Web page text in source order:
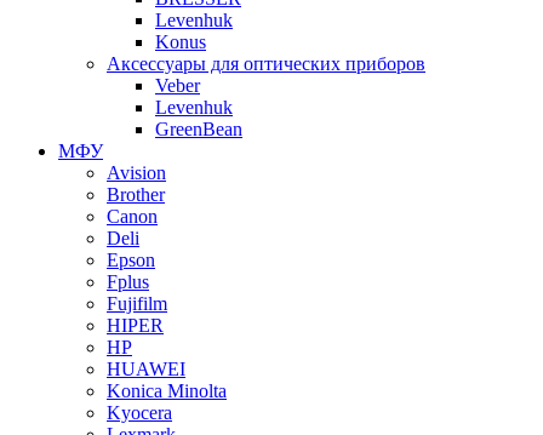
Levenhuk
Konus
Аксессуары для оптических приборов
Veber
Levenhuk
GreenBean
МФУ
Avision
Brother
Canon
Deli
Epson
Fplus
Fujifilm
HIPER
HP
HUAWEI
Konica Minolta
Kyocera